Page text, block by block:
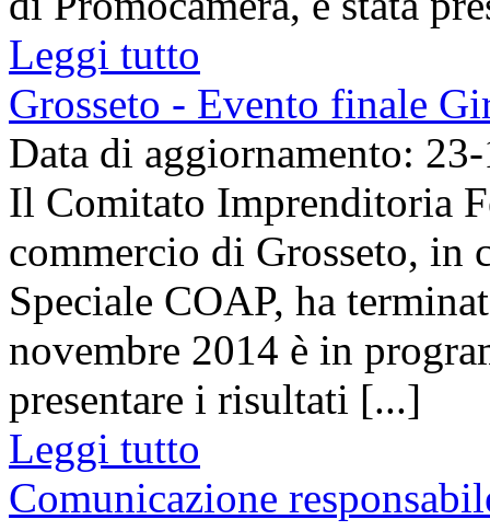
Leggi tutto
Grosseto - Evento finale
Data di aggiornamento:
Il Comitato Imprenditoria
commercio di Grosseto, in
Speciale COAP, ha
novembre 2014 è in
presentare i risultati [...]
Leggi tutto
Comunicazione